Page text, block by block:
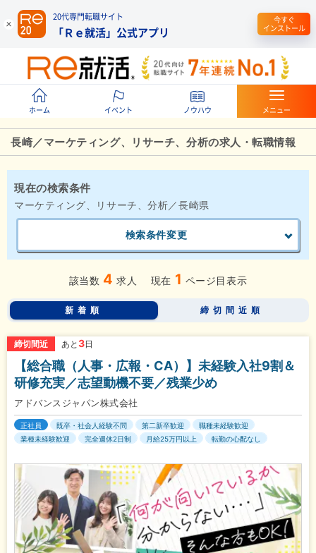
20代専門転職サイト
「Ｒｅ就活」公式アプリ
今すぐ
インストール
ホーム イベント ノウハウ メニュー
長崎／マーケティング、リサーチ、分析の求人・転職情報
現在の検索条件
マーケティング、リサーチ、分析／長崎県
検索条件変更
該当数 4 求人 現在 1 ページ目表示
新着順 締切間近順
締切間近 あと 3日
【総合職（人事・広報・CA）】未経験入社9割＆
研修充実／志望動機不要／残業少め
アドバンスジャパン株式会社
正社員 既卒・社会人経験不問 第二新卒歓迎
職種未経験歓迎
業種未経験歓迎
完全週休2日制 月給25万円以上 転勤の心配なし